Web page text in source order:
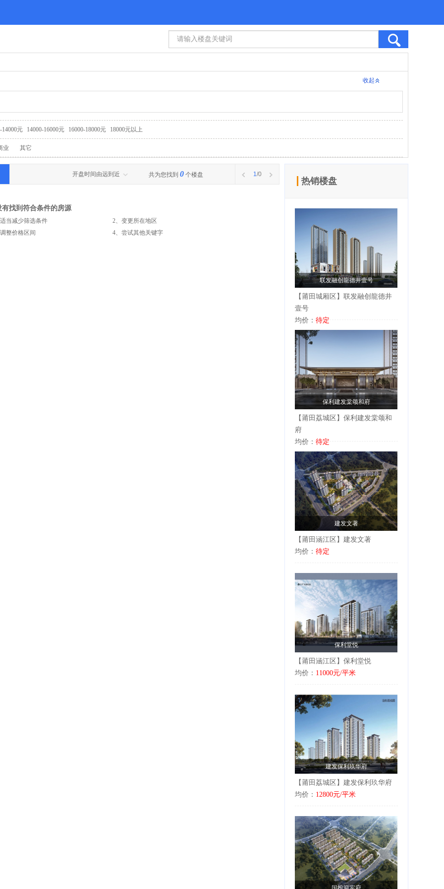
收起
14000元 14000-16000元 16000-18000元 18000元以上
业 其它
开盘时间由远到近 共为您找到 0 个楼盘 1/0
有找到符合条件的房源
当减少筛选条件
2、变更所在地区
格区间
4、尝试其他关键字
热销楼盘
联发融创龍德井壹号
【莆田城厢区】联发融创龍德井
壹号
均价： 待定
保利建发棠颂和府
【莆田荔城区】保利建发棠颂和
府
均价： 待定
建发文著
【莆田涵江区】建发文著
均价： 待定
保利堂悦
【莆田涵江区】保利堂悦
均价： 11000元/平米
建发保利玖华府
【莆田荔城区】建发保利玖华府
均价： 12800元/平米